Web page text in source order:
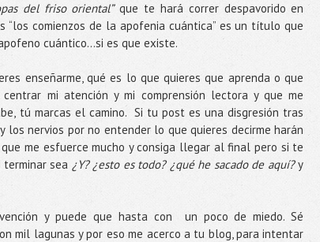
del friso oriental”que te hará correr despavorido en
“los comienzos de la apofenia cuántica” es un título que
cuántico...si es que existe.
enseñarme, qué es lo que quieres que aprenda o que
mi atención y mi comprensión lectora y que me
tú marcas el camino. Si tu post es una disgresión tras
los nervios por no entender lo que quieres decirme harán
me esfuerce mucho y consiga llegar al final pero si te
sea ¿Y? ¿esto es todo? ¿qué he sacado de aquí?y
y puede que hasta con un poco de miedo. Sé
mil lagunas y por eso me acerco a tu blog, para intentar